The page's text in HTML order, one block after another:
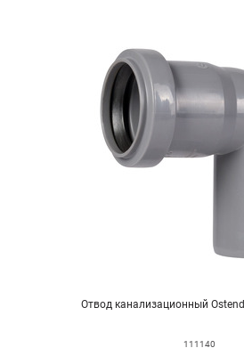
Отвод канализационный
111140